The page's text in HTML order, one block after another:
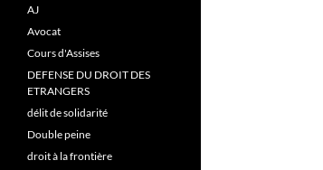
AJ
Avocat
Cours d'Assises
DEFENSE DU DROIT DES
ETRANGERS
délit de solidarité
Double peine
droit à la frontière